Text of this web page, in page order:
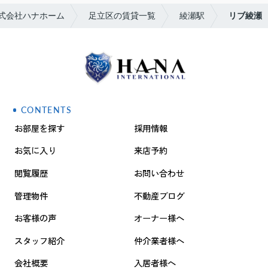
会社ハナホーム 足立区の賃貸一覧 綾瀬駅 リブ綾瀬
CONTENTS
お部屋を探す
お気に入り
閲覧履歴
管理物件
お客様の声
スタッフ紹介
会社概要
採用情報
来店予約
お問い合わせ
不動産ブログ
オーナー様へ
仲介業者様へ
入居者様へ